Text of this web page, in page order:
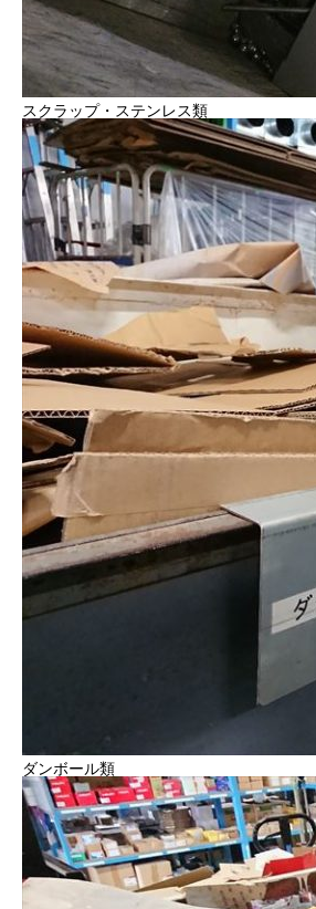
スクラップ・ステンレス類
ダンボール類